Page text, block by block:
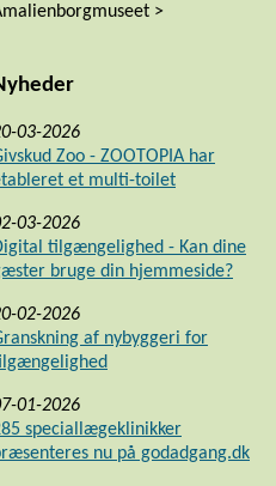
>
03-2026
Zoo - ZOOTOPIA har
et multi-toilet
03-2026
tilgængelighed - Kan dine
bruge din hjemmeside?
02-2026
af nybyggeri for
01-2026
speciallægeklinikker
nu på godadgang.dk